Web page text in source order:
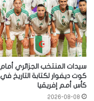
سيدات المنتخب الجزائري أمام
كوت ديفوار لكتابة التاريخ في
كأس أمم إفريقيا
2026-08-08